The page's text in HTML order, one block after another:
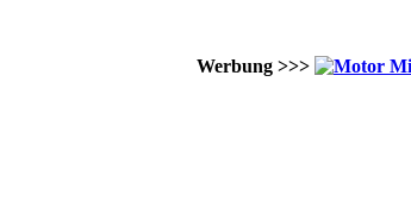
Werbung >>>